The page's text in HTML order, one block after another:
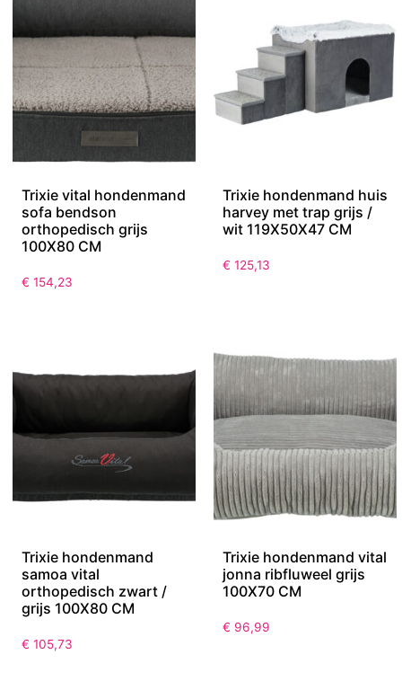
Trixie vital hondenmand
sofa bendson
orthopedisch grijs
100X80 CM
€ 154,23
Trixie hondenmand huis
harvey met trap grijs /
wit 119X50X47 CM
€ 125,13
Trixie hondenmand
samoa vital
orthopedisch zwart /
grijs 100X80 CM
€ 105,73
Trixie hondenmand vital
jonna ribfluweel grijs
100X70 CM
€ 96,99